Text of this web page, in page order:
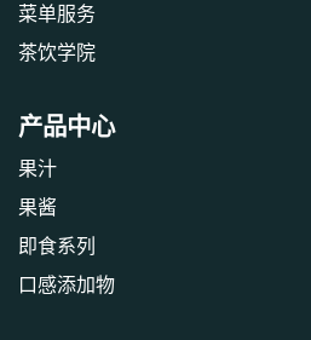
‎菜单服务‎
茶饮学院
产品中心
果汁
果酱
即食系列
口感添加物